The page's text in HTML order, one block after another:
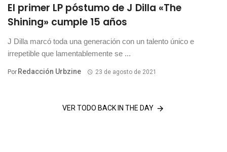
El primer LP póstumo de J Dilla «The
Shining» cumple 15 años
J Dilla marcó toda una generación con un talento único e
irrepetible que lamentablemente se ...
Por Redacción Urbzine 23 de agosto de 2021
VER TODO BACK IN THE DAY